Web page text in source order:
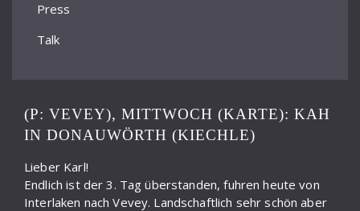
Press
Talk
(P: VEVEY), MITTWOCH (KARTE): KAH
IN DONAUWÖRTH (KIECHLE)
Lieber Karl!
Endlich ist der 3. Tag überstanden, fuhren heute von
Interlaken nach Vevey. Landschaftlich sehr schön aber